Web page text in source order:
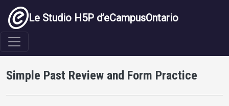
Aller au contenu principal
Le Studio H5P d’eCampusOntario
Simple Past Review and Form Practice